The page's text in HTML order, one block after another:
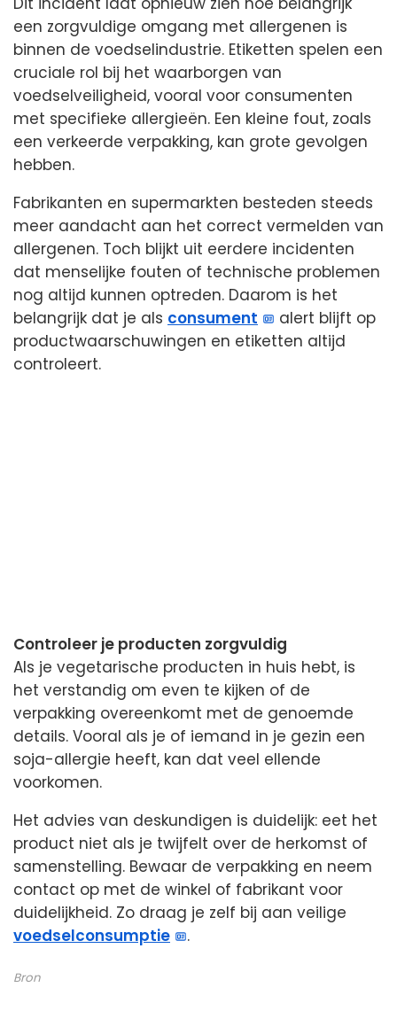
een zorgvuldige omgang met allergenen is
binnen de voedselindustrie. Etiketten spelen een
cruciale rol bij het waarborgen van
voedselveiligheid, vooral voor consumenten
met specifieke allergieën. Een kleine fout, zoals
een verkeerde verpakking, kan grote gevolgen
hebben.
Fabrikanten en supermarkten besteden steeds
meer aandacht aan het correct vermelden van
allergenen. Toch blijkt uit eerdere incidenten
dat menselijke fouten of technische problemen
nog altijd kunnen optreden. Daarom is het
belangrijk dat je als consument
alert blijft op
productwaarschuwingen en etiketten altijd
controleert.
Controleer je producten zorgvuldig
Als je vegetarische producten in huis hebt, is
het verstandig om even te kijken of de
verpakking overeenkomt met de genoemde
details. Vooral als je of iemand in je gezin een
soja-allergie heeft, kan dat veel ellende
voorkomen.
Het advies van deskundigen is duidelijk: eet het
product niet als je twijfelt over de herkomst of
samenstelling. Bewaar de verpakking en neem
contact op met de winkel of fabrikant voor
duidelijkheid. Zo draag je zelf bij aan veilige
voedselconsumptie
.
Bron